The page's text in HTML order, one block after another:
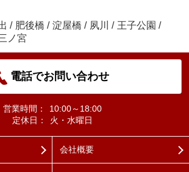
/ 肥後橋 / 淀屋橋 / 夙川 / 王子公園 /
ノ宮
電話でお問い合わせ
営業時間：
10:00～18:00
定休日：
火・水曜日
会社概要